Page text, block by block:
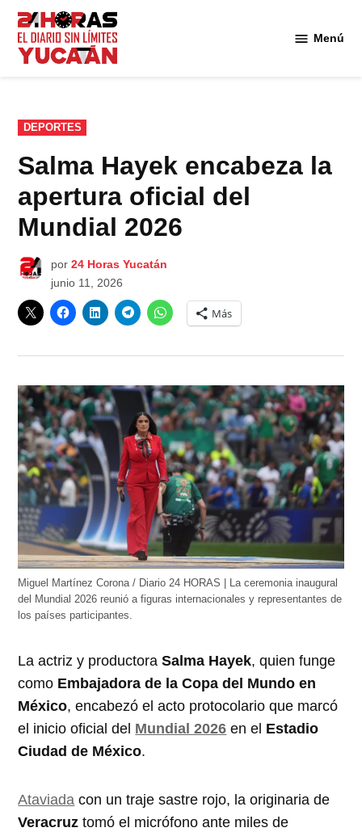
Saltar
contenido
Menú
PUBLICADO
EN
DEPORTES
Salma Hayek encabeza la
apertura oficial del
Mundial 2026
por 24 Horas Yucatán
junio 11, 2026
Más
Miguel Martínez Corona / Diario 24 HORAS | La ceremonia inaugural
del Mundial 2026 reunió a figuras internacionales y representantes de
los países participantes.
La actriz y productoraSalma Hayek, quien funge
como Embajadora de la Copa del Mundo en
México, encabezó el acto protocolario que marcó
el inicio oficial del Mundial 2026 en el Estadio
Ciudad de México.
Ataviada con un traje sastre rojo, la originaria de
Veracruz tomó el micrófono ante miles de